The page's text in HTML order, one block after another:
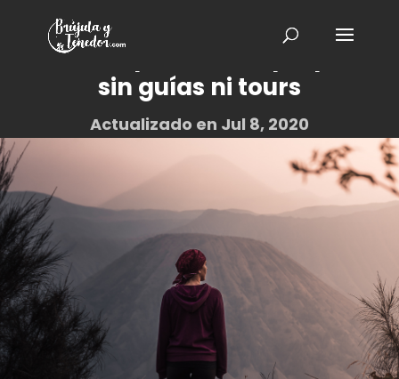
Cómo recorrer el monte
Bromo por cuenta propia
sin guías ni tours
Actualizado en Jul 8, 2020